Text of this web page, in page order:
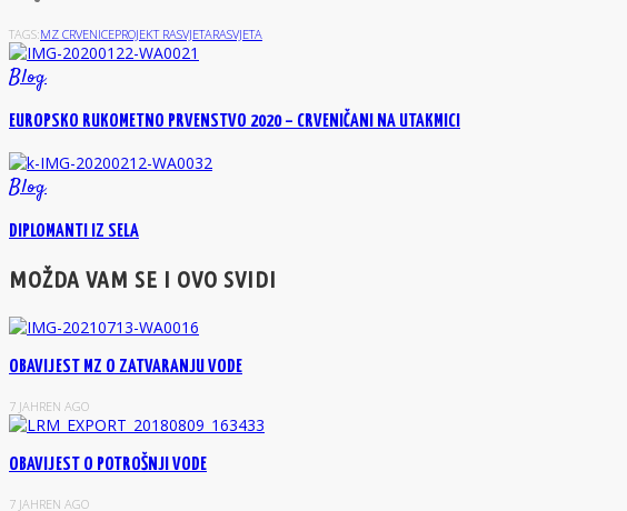
TAGS:MZ CRVENICEPROJEKT RASVJETARASVJETA
Blog
EUROPSKO RUKOMETNO PRVENSTVO 2020 – CRVENIČANI NA UTAKMICI
Blog
DIPLOMANTI IZ SELA
MOŽDA VAM SE I OVO SVIDI
OBAVIJEST MZ O ZATVARANJU VODE
7 JAHREN AGO
OBAVIJEST O POTROŠNJI VODE
7 JAHREN AGO